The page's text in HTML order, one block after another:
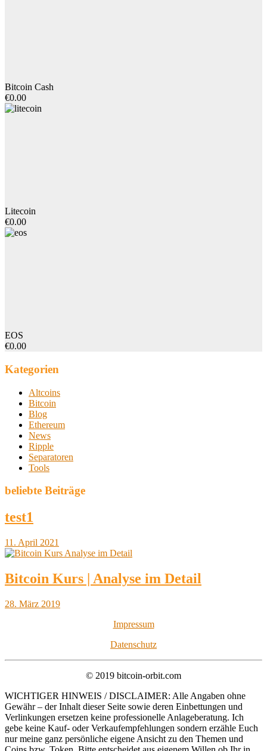
Bitcoin Cash
€0.00
Litecoin
€0.00
EOS
€0.00
Kategorien
Altcoins
Bitcoin
Blog
Ethereum
News
Ripple
Separatoren
Tools
beliebte Beiträge
test1
11. April 2021
Bitcoin Kurs | Analyse im Detail
28. März 2019
Impressum
Datenschutz
© 2019 bitcoin-orbit.com
WICHTIGER HINWEIS / DISCLAIMER: Alle Angaben ohne
Gewähr – der Inhalt dieser Seite sowie deren Einbettungen und
Verlinkungen ersetzen keine professionelle Anlageberatung. Ich
gebe keine Kauf- oder Verkaufempfehlungen sondern erzähle Euch
nur meine ganz persönliche eigene Ansicht zu den Themen und